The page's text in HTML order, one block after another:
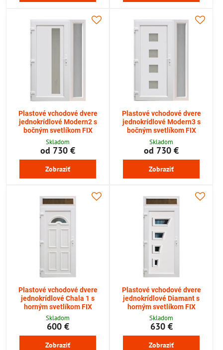
Plastové vchodové dvere
jednokrídlové Modern2 s
bočným svetlíkom FIX
Skladom
od 730 €
Zobraziť
Plastové vchodové dvere
jednokrídlové Modern3 s
bočným svetlíkom FIX
Skladom
od 730 €
Zobraziť
Plastové vchodové dvere
jednokrídlové Chala 1 s
horným svetlíkom FIX
Skladom
600 €
Zobraziť
Plastové vchodové dvere
jednokrídlové Diamant s
horným svetlíkom FIX
Skladom
630 €
Zobraziť